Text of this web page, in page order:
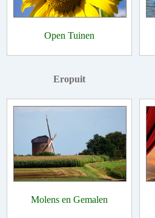
Open Tuinen
Eropuit
Molens en Gemalen